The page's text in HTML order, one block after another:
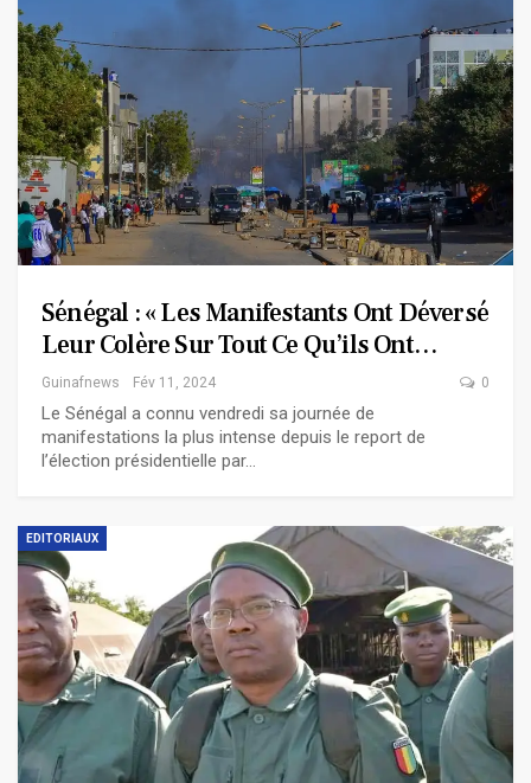
Sénégal : « Les Manifestants Ont Déversé
Leur Colère Sur Tout Ce Qu’ils Ont…
Guinafnews Fév 11, 2024 0
Le Sénégal a connu vendredi sa journée de
manifestations la plus intense depuis le report de
l’élection présidentielle par…
EDITORIAUX